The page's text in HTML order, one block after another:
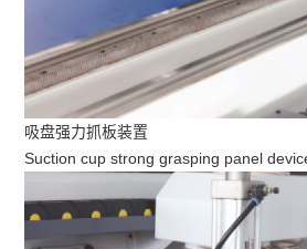
吸盘强力抓板装置
Suction cup strong grasping panel